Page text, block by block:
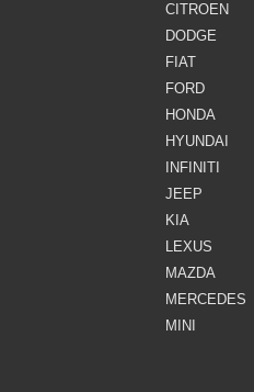
CITROEN
DODGE
FIAT
FORD
HONDA
HYUNDAI
INFINITI
JEEP
KIA
LEXUS
MAZDA
MERCEDES
MINI